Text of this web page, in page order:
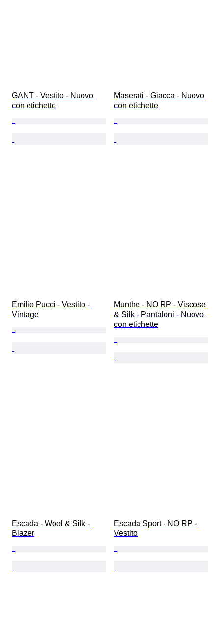
GANT - Vestito - Nuovo
con etichette
Maserati - Giacca - Nuovo
con etichette
Emilio Pucci - Vestito -
Vintage
Munthe - NO RP - Viscose
& Silk - Pantaloni - Nuovo
con etichette
Escada - Wool & Silk -
Blazer
Escada Sport - NO RP -
Vestito